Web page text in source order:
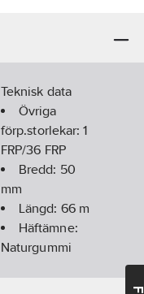
Teknisk data
Övriga
förp.storlekar:1
FRP/36 FRP
Bredd: 50
mm
Längd: 66m
Häftämne:
Naturgummi